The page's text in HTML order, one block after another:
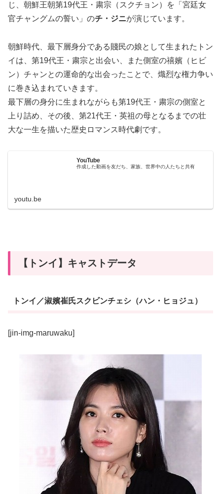
じ、朝鮮王朝第19代王・粛宗（スクチョン）を「宮廷女
官チャングムの誓い」のチ・ジニが演じています。
朝鮮時代、最下層身分である賤民の娘として生まれたトン
イは、第19代王・粛宗と出会い、また側室の禧嬪（ヒビ
ン）チャンとの運命的な出会ったことで、熾烈な権力争い
に巻き込まれていきます。
最下層の身分に生まれながらも第19代王・粛宗の側室と
上り詰め、その後、第21代王・英祖の母となるまでの壮
大な一生を描いた歴史ロマンス時代劇です。
YouTube
作成した動画を友だち、家族、世界中の人たちと共有
youtu.be
【トンイ】キャストデータ
トンイ／淑嬪崔氏スクビンチェシ（ハン・ヒョジュ）
[jin-img-maruwaku]